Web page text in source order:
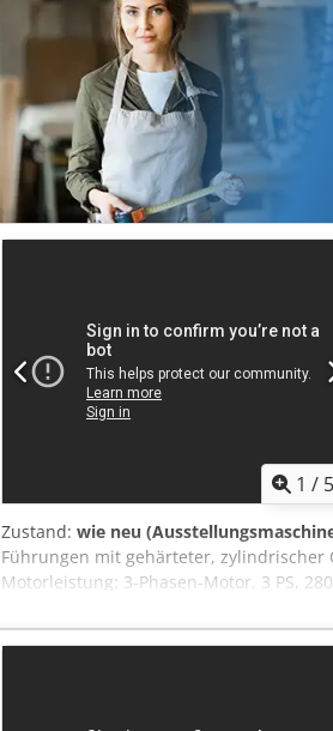
Baujahr: 2003
1 /
Zustand: wie neu
Führungen mit gehärteter, zylindrischer
Motorleistung: 3-Phasen-Motor, 3 PS,
Schneidköpfen. Zufuhrscheiben.
AUTOMATISCHE DOPPELMITRE-SÄGE
Ablesung der Schnittabmessung auf
Gleitbewegung des beweglichen
Führungen. Radiale Gleitbewegung der